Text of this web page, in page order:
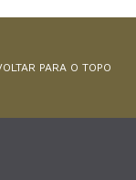
PARA O TOPO